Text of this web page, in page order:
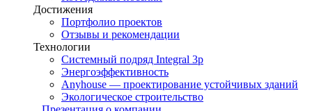
Достижения
Портфолио проектов
Отзывы и рекомендации
Технологии
Системный подряд Integral 3p
Энергоэффективность
Anyhouse — проектирование устойчивых зданий
Экологическое строительство